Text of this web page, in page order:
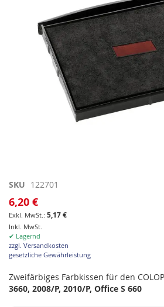
Zum
der
Bildgalerie
springen
SKU 122701
6,20 €
5,17 €
Inkl. MwSt.
✔ Lagernd
zzgl. Versandkosten
gesetzliche Gewährleistung
Zweifärbiges Farbkissen für den COLOP
3660, 2008/P, 2010/P, Office S 660